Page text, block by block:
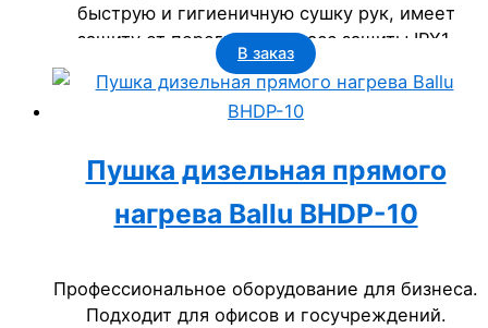
быструю и гигиеничную сушку рук, имеет
защиту от перегрева и класс защиты IPX1.
Идеальное сантехническое решение для
бизнеса: офисов, гостиниц, ресторанов и
госучреждений. Срок службы – 5 лет.
В заказ
Пушка дизельная прямого
нагрева Ballu BHDP-10
Профессиональное оборудование для бизнеса.
Подходит для офисов и госучреждений.